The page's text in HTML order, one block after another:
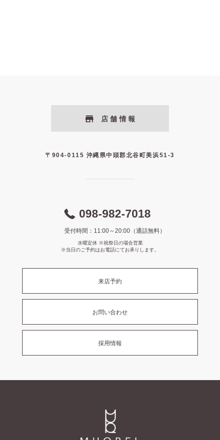
店舗情報
〒904-0115 沖縄県中頭郡北谷町美浜51-3
098-982-7018
受付時間：11:00～20:00（通話無料）
水曜定休 ※祝祭日の場合営業
※当日のご予約はお電話にてお承りします。
来店予約
お問い合わせ
採用情報